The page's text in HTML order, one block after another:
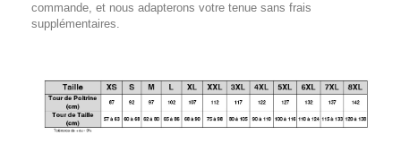
commande, et nous adapterons votre tenue sans frais
supplémentaires.